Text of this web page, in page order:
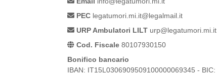
PEC legatumori.mi.it@legalmail.it
URP Ambulatori LILT urp@legatumori.mi.it
Cod. Fiscale 80107930150
Bonifico bancario
IBAN: IT15L0306909509100000069345 - BIC: